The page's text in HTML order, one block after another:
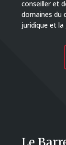
conseiller et
domaines du
juridique et